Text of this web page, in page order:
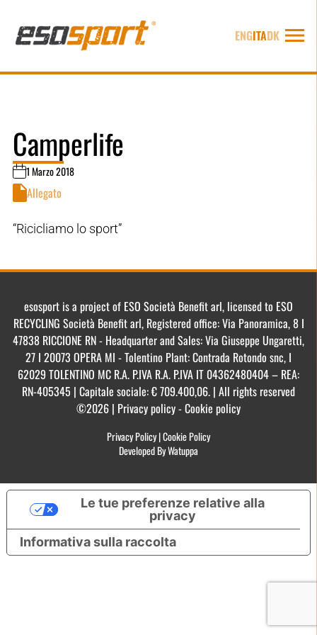
ENGITADK
Camperlife
1 Marzo 2018
Allegato
“Ricicliamo lo sport”
esosport is a project of ESO Società Benefit arl, licensed to ESO
RECYCLING Società Benefit arl, Registered office: Via Panoramica, 8 I
47838 RICCIONE RN - Headquarter and Sales: Via Giuseppe Ungaretti,
27 I 20073 OPERA MI - Tolentino Plant: Contrada Rotondo snc, I
62029 TOLENTINO MC R.A. P.IVA R.A. P.IVA IT 04362480404 – REA:
RN-405345 | Capitale sociale: € 709.400,06. | All rights reserved
©2026 | Privacy policy - Cookie policy
Privacy Policy|Cookie Policy
Developed By Watuppa
Informativa sulla raccolta
Le tue preferenze relative alla
privacy